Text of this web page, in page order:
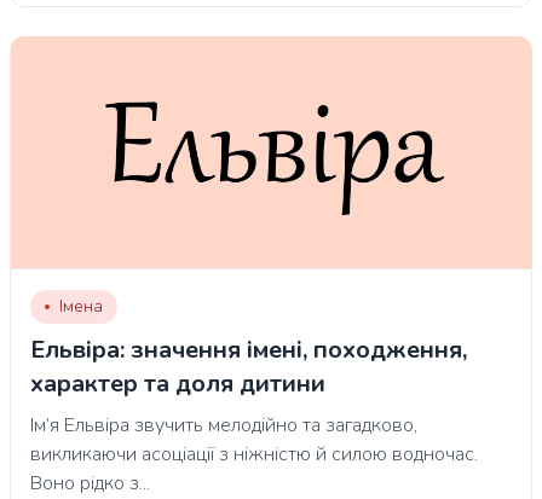
Імена
Ельвіра: значення імені, походження,
характер та доля дитини
Ім’я Ельвіра звучить мелодійно та загадково,
викликаючи асоціації з ніжністю й силою водночас.
Воно рідко з...